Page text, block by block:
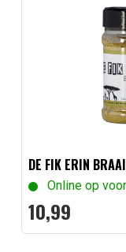
DE FIK ERIN
Online op
10,99